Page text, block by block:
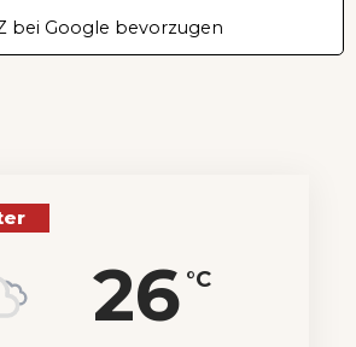
bei Google bevorzugen
26 °C